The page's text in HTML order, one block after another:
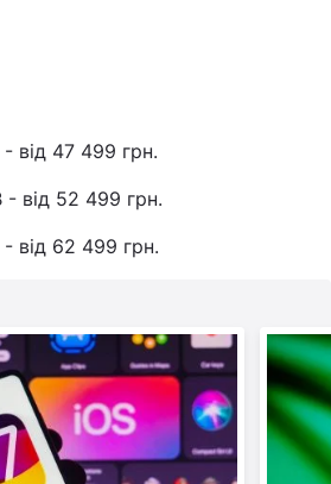
від 47 499 грн.
- від 52 499 грн.
- від 62 499 грн.